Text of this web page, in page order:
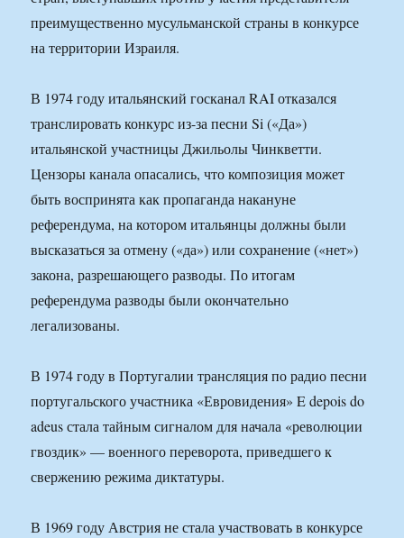
преимущественно мусульманской страны в конкурсе
на территории Израиля.
В 1974 году итальянский госканал RAI отказался
транслировать конкурс из-за песни Si («Да»)
итальянской участницы Джильолы Чинкветти.
Цензоры канала опасались, что композиция может
быть воспринята как пропаганда накануне
референдума, на котором итальянцы должны были
высказаться за отмену («да») или сохранение («нет»)
закона, разрешающего разводы. По итогам
референдума разводы были окончательно
легализованы.
В 1974 году в Португалии трансляция по радио песни
португальского участника «Евровидения» E depois do
adeus стала тайным сигналом для начала «революции
гвоздик» — военного переворота, приведшего к
свержению режима диктатуры.
В 1969 году Австрия не стала участвовать в конкурсе